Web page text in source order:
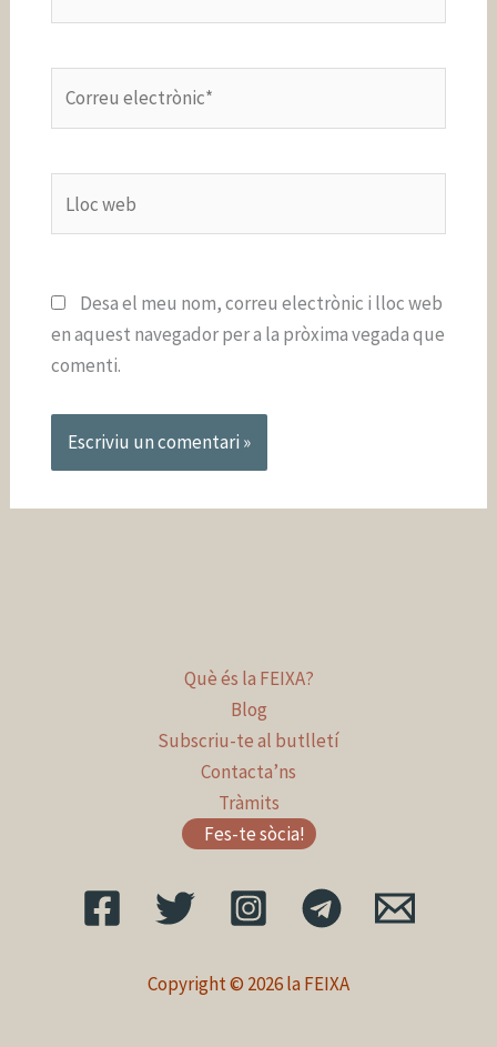
electrònic*
web
Desa el meu nom, correu electrònic i lloc web
en aquest navegador per a la pròxima vegada que
comenti.
Què és la FEIXA?
Blog
Subscriu-te al butlletí
Contacta’ns
Tràmits
Fes-te sòcia!
Copyright © 2026 la FEIXA